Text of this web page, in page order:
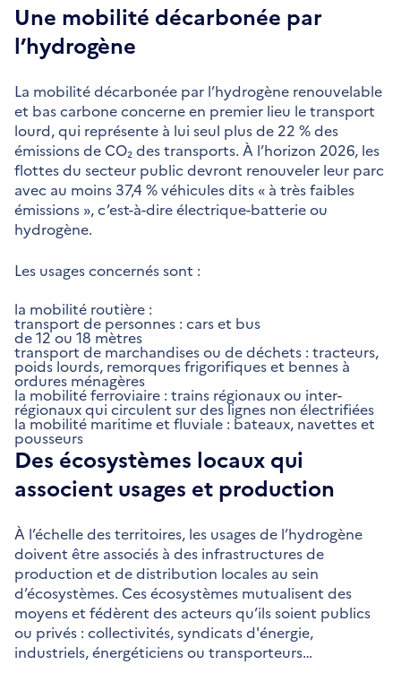
Une mobilité décarbonée par
l’hydrogène
La mobilité décarbonée par l’hydrogène renouvelable
et bas carbone concerne en premier lieu le transport
lourd, qui représente à lui seul plus de 22 % des
émissions de CO₂ des transports. À l’horizon 2026, les
flottes du secteur public devront renouveler leur parc
avec au moins 37,4 % véhicules dits « à très faibles
émissions », c’est-à-dire électrique-batterie ou
hydrogène.
Les usages concernés sont :
la mobilité routière :
transport de personnes : cars et bus
de 12 ou 18 mètres
transport de marchandises ou de déchets : tracteurs,
poids lourds, remorques frigorifiques et bennes à
ordures ménagères
la mobilité ferroviaire : trains régionaux ou inter-
régionaux qui circulent sur des lignes non électrifiées
la mobilité maritime et fluviale : bateaux, navettes et
pousseurs
Des écosystèmes locaux qui
associent usages et production
À l’échelle des territoires, les usages de l’hydrogène
doivent être associés à des infrastructures de
production et de distribution locales au sein
d’écosystèmes. Ces écosystèmes mutualisent des
moyens et fédèrent des acteurs qu’ils soient publics
ou privés : collectivités, syndicats d'énergie,
industriels, énergéticiens ou transporteurs…